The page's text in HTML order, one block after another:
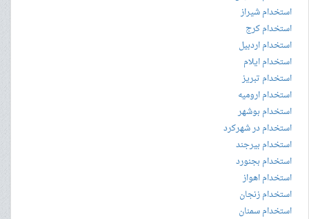
استخدام شیراز
استخدام کرج
استخدام اردبیل
استخدام ایلام
استخدام تبریز
استخدام ارومیه
استخدام بوشهر
استخدام در شهرکرد
استخدام بیرجند
استخدام بجنورد
استخدام اهواز
استخدام زنجان
استخدام سمنان